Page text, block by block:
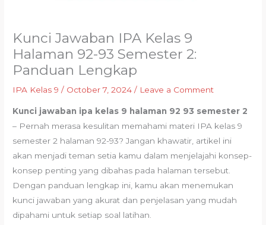
Kunci Jawaban IPA Kelas 9
Halaman 92-93 Semester 2:
Panduan Lengkap
IPA Kelas 9 / October 7, 2024/ Leave a Comment
Kunci jawaban ipa kelas 9 halaman 92 93 semester 2
– Pernah merasa kesulitan memahami materi IPA kelas 9
semester 2 halaman 92-93? Jangan khawatir, artikel ini
akan menjadi teman setia kamu dalam menjelajahi konsep-
konsep penting yang dibahas pada halaman tersebut.
Dengan panduan lengkap ini, kamu akan menemukan
kunci jawaban yang akurat dan penjelasan yang mudah
dipahami untuk setiap soal latihan.